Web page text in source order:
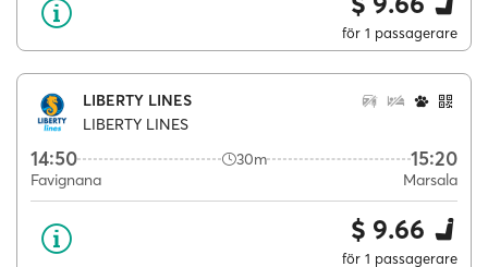
för 1 passagerare
LIBERTY LINES
LIBERTY LINES
14:50 30m 15:20
Favignana Marsala
$ 9.66
för 1 passagerare